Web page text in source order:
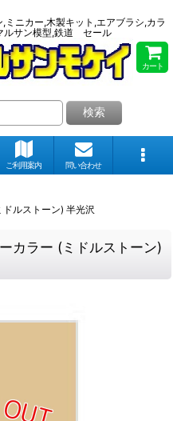
ニカー,木製キット,エアブラシ,カラ
ルサン模型,鉄道 セール
カート
検索
ご利用案内 問い合わせ
ルストーン) 半光沢
カラー (ミドルストーン)